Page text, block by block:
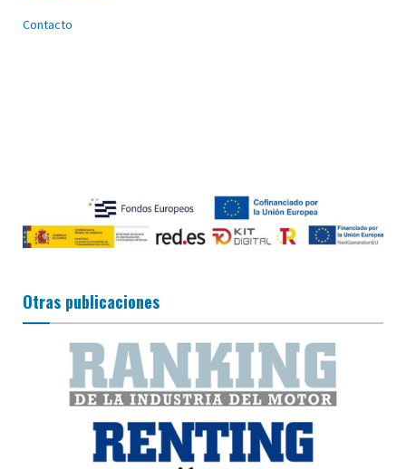
Contacto
Otras publicaciones